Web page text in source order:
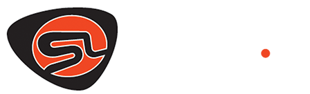
We use cookies to ensure that we provide you the best experience
on our website. By continuing to browse this website, you accept
that cookies are used to help us analyze how the website is used and
to offer you a better experience. To learn more or to find out how
you can disable cookies, you can access our